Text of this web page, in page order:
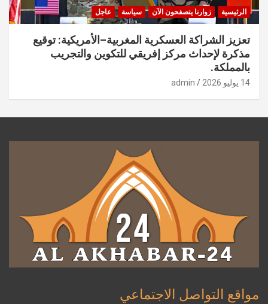
الرئيسية زوارنا يتصفحون الآن سياسة عاجل
تعزيز الشراكة العسكرية المغربية–الأمريكية: توقيع
مذكرة لإحداث مركز إفريقي للتكوين والتجريب
بالمملكة.
14 يوليو 2026 admin
مواقع التواصل الاجتماعي